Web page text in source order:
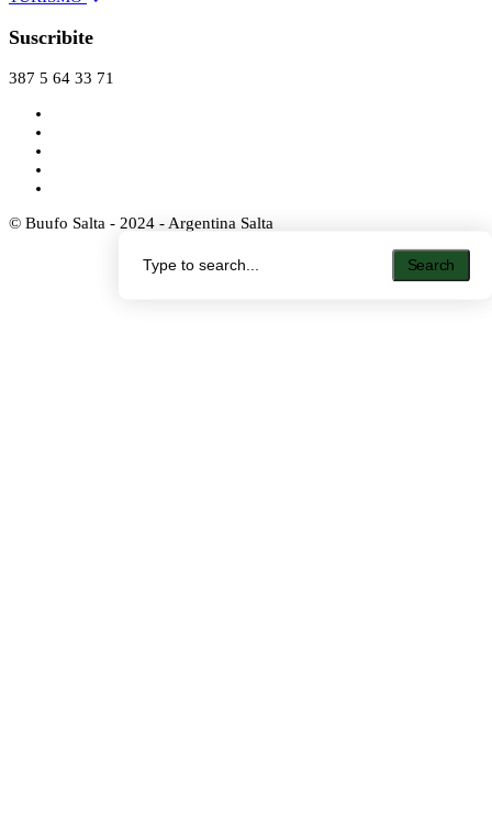
Search
Search
Suscribite
387 5 64 33 71
© Buufo Salta - 2024 - Argentina Salta